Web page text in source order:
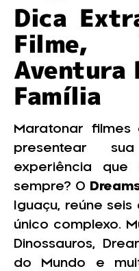
Dica
Filme,
Aventura
Família
Maratonar filmes
presentear
experiência
sempre? O
Iguaçu, reúne
único complexo.
Dinossauros,
do Mundo e